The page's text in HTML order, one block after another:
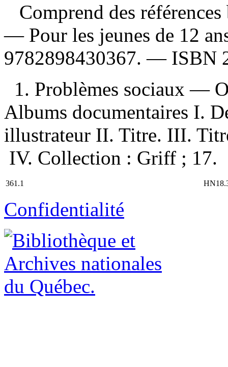
Comprend des
— Pour les jeunes de 12
9782898430367. — ISBN
1. Problèmes sociaux —
Albums documentaires I.
illustrateur II. Titre. III.
IV. Collection : Griff ; 17.
361.1
Confidentialité